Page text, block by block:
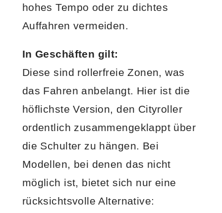
hohes Tempo oder zu dichtes
Auffahren vermeiden.
In Geschäften gilt:
Diese sind rollerfreie Zonen, was
das Fahren anbelangt. Hier ist die
höflichste Version, den Cityroller
ordentlich zusammengeklappt über
die Schulter zu hängen. Bei
Modellen, bei denen das nicht
möglich ist, bietet sich nur eine
rücksichtsvolle Alternative: